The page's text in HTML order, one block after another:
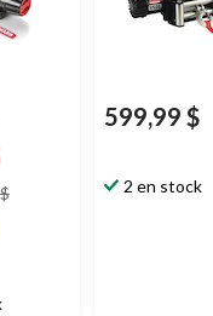
599,99 $
2 en stock